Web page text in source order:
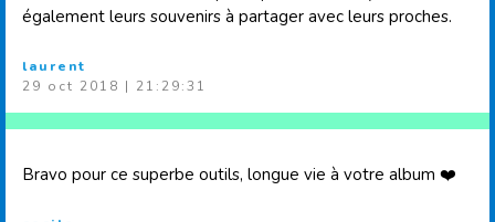
également leurs souvenirs à partager avec leurs proches.
laurent
29 oct 2018 | 21:29:31
Bravo pour ce superbe outils, longue vie à votre album ❤️